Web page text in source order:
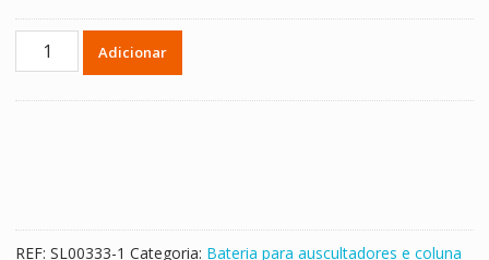
Quantidade
Adicionar
REF: SL00333-1 Categoria: Bateria para auscultadores e coluna